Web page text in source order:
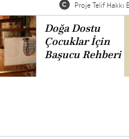
Proje Telif Hakkı
Doğa Dostu
Çocuklar İçin
Başucu Rehberi